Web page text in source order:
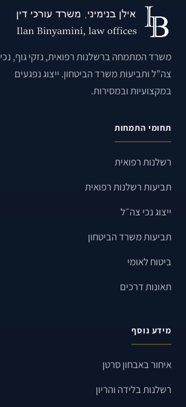
משרד המתמחה ברשלנות רפואית, נזקי גוף, נכי
צה"ל ותביעות משרד הביטחון. ייצוג נפגעים
במקצועיות ובמסירות.
תחומי התמחות
רשלנות רפואית
תביעות רשלנות רפואית
ייצוג נכי צה״ל
תביעות משרד הביטחון
ביטוח לאומי
תאונות דרכים
מידע נוסף
איחור באבחון סרטן
רשלנות בלידה והריון